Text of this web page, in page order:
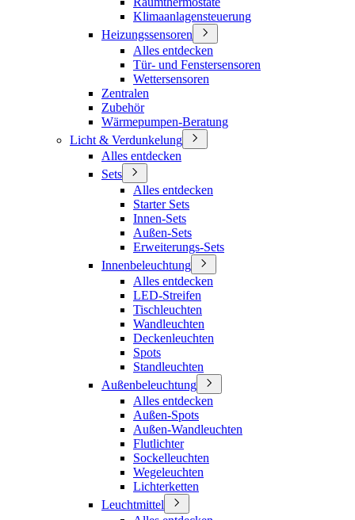
Klimaanlagensteuerung
Heizungssensoren
Alles entdecken
Tür- und Fenstersensoren
Wettersensoren
Zentralen
Zubehör
Wärmepumpen-Beratung
Licht & Verdunkelung
Alles entdecken
Sets
Alles entdecken
Starter Sets
Innen-Sets
Außen-Sets
Erweiterungs-Sets
Innenbeleuchtung
Alles entdecken
LED-Streifen
Tischleuchten
Wandleuchten
Deckenleuchten
Spots
Standleuchten
Außenbeleuchtung
Alles entdecken
Außen-Spots
Außen-Wandleuchten
Flutlichter
Sockelleuchten
Wegeleuchten
Lichterketten
Leuchtmittel